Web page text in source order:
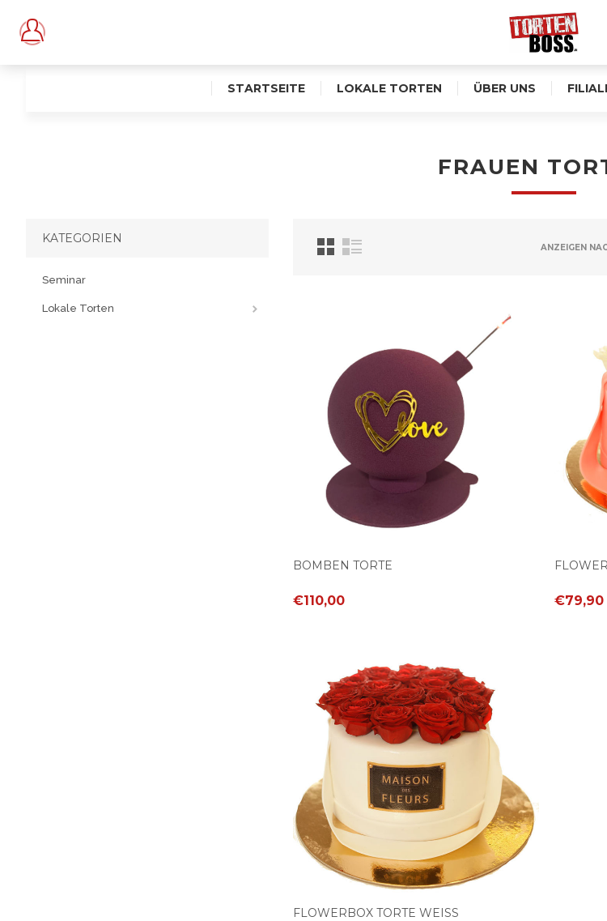
STARTSEITE LOKALE TORTEN ÜBER UNS
FRAUEN
ANZEIGEN
BOMBEN TORTE
€110,00 €79,90
FLOWERBOX TORTE WEISS
KATEGORIEN
Seminar
Lokale Torten